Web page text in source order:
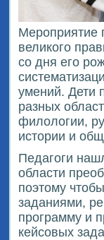
Мероприятие
великого
со дня его
умений. Дети
разных
филологии,
истории и
Педагоги
области
поэтому
заданиями,
программу и
кейсовых